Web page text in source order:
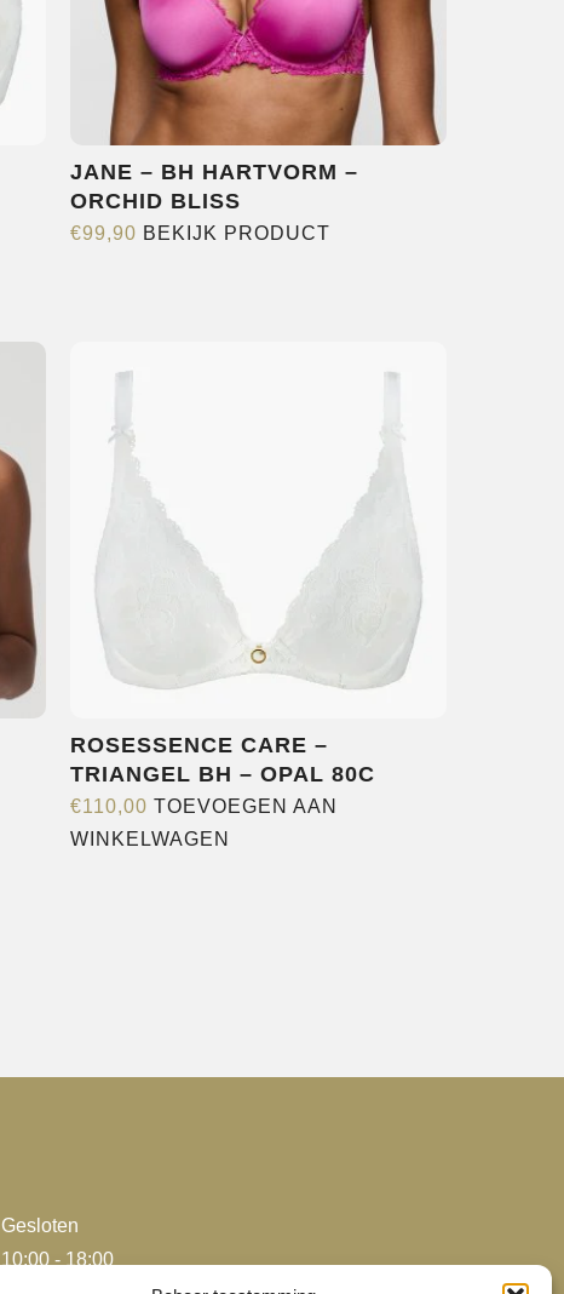
JANE – BH HARTVORM –
ORCHID BLISS
€99,90 BEKIJK PRODUCT
gekozen
worden
productpagina
ROSESSENCE CARE –
TRIANGEL BH – OPAL 80C
€110,00 TOEVOEGEN AAN
WINKELWAGEN
Gesloten
10:00 - 18:00